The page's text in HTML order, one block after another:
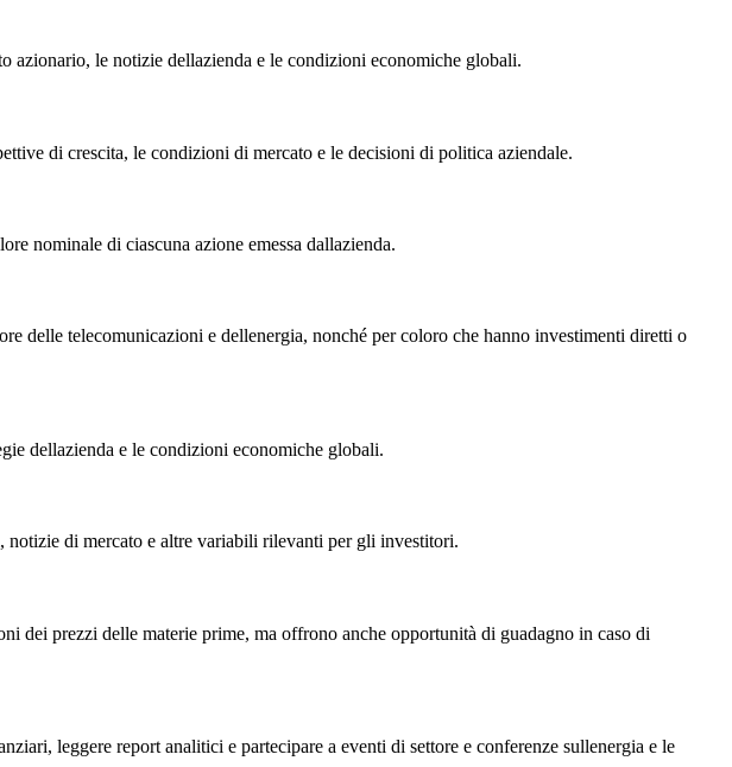
azionario, le notizie dellazienda e le condizioni economiche globali.
di crescita, le condizioni di mercato e le decisioni di politica aziendale.
nominale di ciascuna azione emessa dallazienda.
delle telecomunicazioni e dellenergia, nonché per coloro che hanno investimenti diretti o
dellazienda e le condizioni economiche globali.
di mercato e altre variabili rilevanti per gli investitori.
dei prezzi delle materie prime, ma offrono anche opportunità di guadagno in caso di
leggere report analitici e partecipare a eventi di settore e conferenze sullenergia e le